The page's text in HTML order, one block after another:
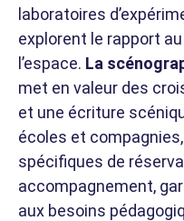
laboratoires
explorent le rapport
l’espace. La
met en valeur des
et une écriture
écoles et
spécifiques de
accompagnement,
aux besoins